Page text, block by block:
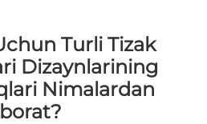
Turli Tizak
Dizaynlarining
Nimalardan